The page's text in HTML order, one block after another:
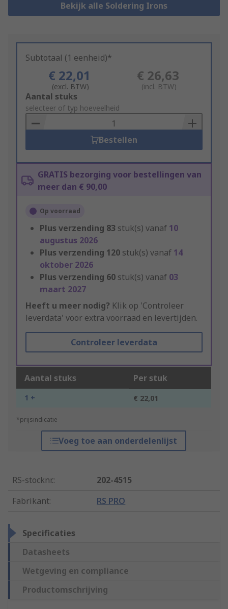
Bekijk alle Soldering Irons
Subtotaal (1 eenheid)*
€ 22,01
(excl. BTW)
€ 26,63
(incl. BTW)
Add
to
Basket
Aantal stuks
selecteer of typ hoeveelheid
Bestellen
GRATIS bezorging voor bestellingen van
meer dan € 90,00
Op voorraad
Plus verzending 83 stuk(s) vanaf 10
augustus 2026
Plus verzending 120 stuk(s) vanaf 14
oktober 2026
Plus verzending 60 stuk(s) vanaf 03
maart 2027
Heeft u meer nodig? Klik op 'Controleer
leverdata' voor extra voorraad en levertijden.
Controleer leverdata
Aantal stuks Per stuk
1 + € 22,01
*prijsindicatie
Voeg toe aan onderdelenlijst
RS-stocknr.:
202-4515
Fabrikant: RS PRO
Specificaties
Datasheets
Wetgeving en compliance
Productomschrijving